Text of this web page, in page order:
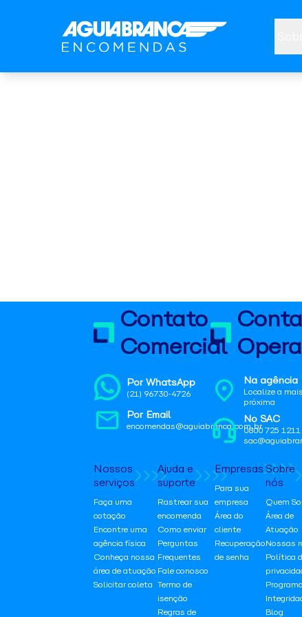
Contato
Comercial
Por WhatsApp
(21) 96730-4726
Por Email
encomendas@aguiabranca.com.br
Na agência
Localize a mais
próxima
No SAC
0800 725 1211
Nossos
serviços
Faça uma
cotação
Encontre uma
agência física
Conheça nossa
área de atuação
Solicitar coleta
Ajuda e
suporte
Rastrear sua
encomenda
Como enviar
Perguntas
Frequentes
Fale conosco
Termo de
isenção
Regras de
Empresas
Para sua
empresa
Área do
cliente
Recuperação
de senha
Sobre
nós
Quem
Área de
Atuação
Nossas
Política
Blog